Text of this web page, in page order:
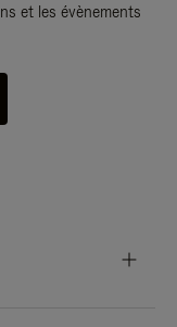
et les évènements